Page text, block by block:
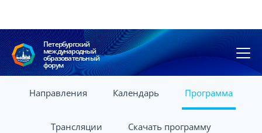
Петербургский
международный
образовательный
форум
Направления Календарь Программа
Трансляции Скачать программу